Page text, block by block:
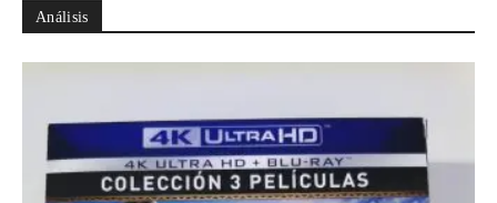
Análisis